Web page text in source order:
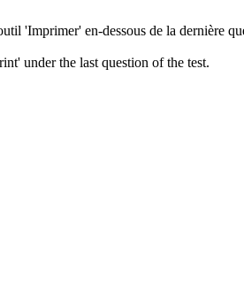
'Imprimer' en-dessous de la dernière
under the last question of the test.